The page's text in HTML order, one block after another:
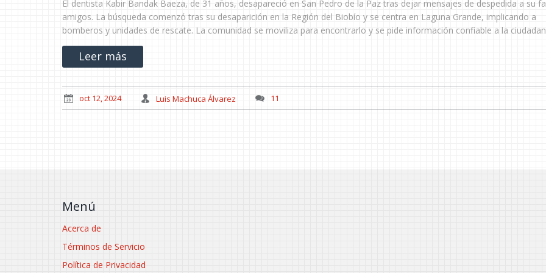
El dentista Kabir Bandak Baeza, de 31 años, desapareció en San Pedro de la Paz tras dejar mensajes de despedida a su
amigos. La búsqueda comenzó tras su desaparición en la Región del Biobío y se centra en Laguna Grande, implicando a
bomberos y unidades de rescate. La comunidad se moviliza para encontrarlo y se pide información confiable a la
Leer más
oct 12, 2024 Luis Machuca Álvarez 11
Menú
Acerca de
Términos de Servicio
Política de Privacidad